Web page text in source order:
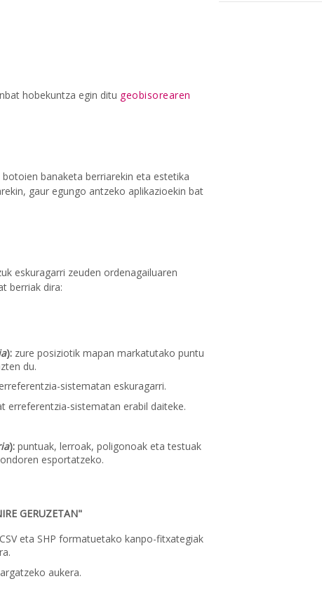
hobekuntza egin ditu geobisorearen
banaketa berriarekin eta estetika
gaur egungo antzeko aplikazioekin bat
eskuragarri zeuden ordenagailuaren
berriak dira:
):zure posiziotik mapan markatutako puntu
du.
sistematan eskuragarri.
erreferentzia-sistematan erabil daiteke.
): puntuak, lerroak, poligonoak eta testuak
esportatzeko.
GERUZETAN"
eta SHP formatuetako kanpo-fitxategiak
aukera.